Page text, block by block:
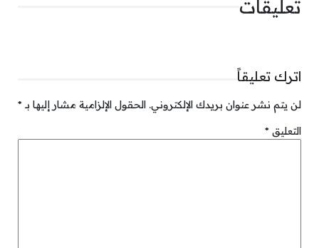
تعليقات
اترك تعليقاً
لن يتم نشر عنوان بريدك الإلكتروني. الحقول الإلزامية مشار إليها بـ *
التعليق *